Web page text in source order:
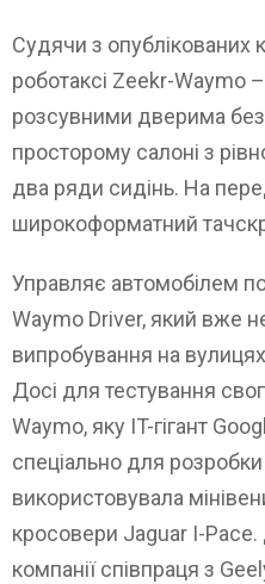
Судячи з опублікованих
роботаксі Zeekr-Waymo
розсувними дверима без
просторому салоні з
два ряди сидінь. На
широкоформатний
Управляє автомобілем
Waymo Driver, який вже
випробування на
Досі для тестування
Waymo, яку IT-гігант
спеціально для
використовувала
кросовери Jaguar I-
компанії співпраця з